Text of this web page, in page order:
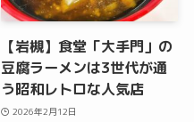
【岩槻】食堂「大手門」の
豆腐ラーメンは3世代が通
う昭和レトロな人気店
2026年2月12日